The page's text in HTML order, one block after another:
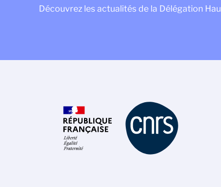
Découvrez les actualités de la Délégation